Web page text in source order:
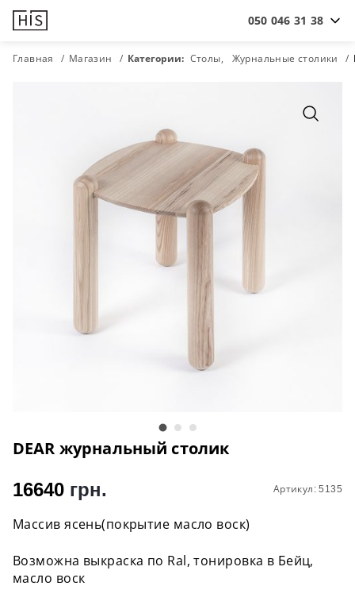
050 046 31 38
Главная Магазин Категории: Столы Журнальные столики
DEAR журнальный столик
Артикул: 5135
16640 грн.
Массив ясень(покрытие масло воск)
Возможна выкраска по Ral, тонировка в Бейц,
масло воск